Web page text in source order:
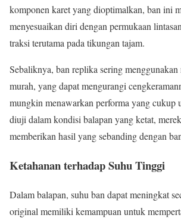
komponen karet yang dioptimalkan, ban ini
menyesuaikan diri dengan permukaan
traksi terutama pada tikungan tajam.
Sebaliknya, ban replika sering
murah, yang dapat mengurangi
mungkin menawarkan performa yang cukup
diuji dalam kondisi balapan yang ketat,
memberikan hasil yang sebanding dengan
Ketahanan terhadap Suhu Tinggi
Dalam balapan, suhu ban dapat meningkat
original memiliki kemampuan untuk